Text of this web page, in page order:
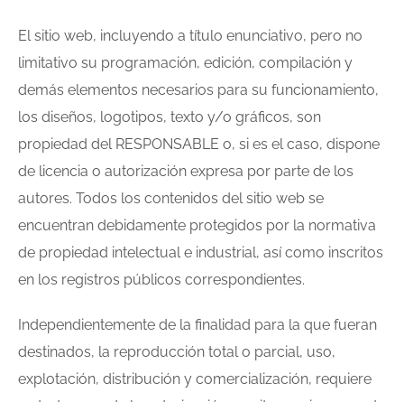
El sitio web, incluyendo a título enunciativo, pero no
limitativo su programación, edición, compilación y
demás elementos necesarios para su funcionamiento,
los diseños, logotipos, texto y/o gráficos, son
propiedad del RESPONSABLE o, si es el caso, dispone
de licencia o autorización expresa por parte de los
autores. Todos los contenidos del sitio web se
encuentran debidamente protegidos por la normativa
de propiedad intelectual e industrial, así como inscritos
en los registros públicos correspondientes.
Independientemente de la finalidad para la que fueran
destinados, la reproducción total o parcial, uso,
explotación, distribución y comercialización, requiere